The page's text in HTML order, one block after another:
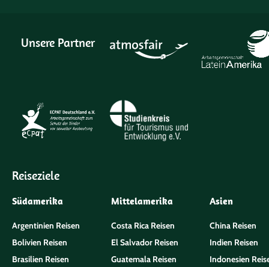
Unsere Partner
Reiseziele
Südamerika
Argentinien Reisen
Bolivien Reisen
Brasilien Reisen
Mittelamerika
Costa Rica Reisen
El Salvador Reisen
Guatemala Reisen
Asien
China Reisen
Indien Reisen
Indonesien